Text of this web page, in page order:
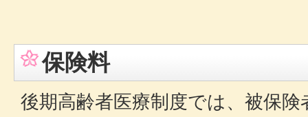
保険料
後期高齢者医療制度では、被保